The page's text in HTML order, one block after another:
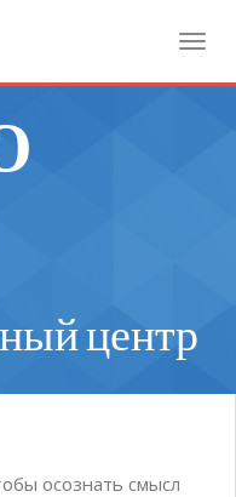
центр
осознать смысл